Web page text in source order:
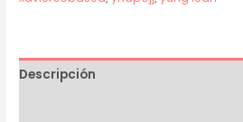
Descripción